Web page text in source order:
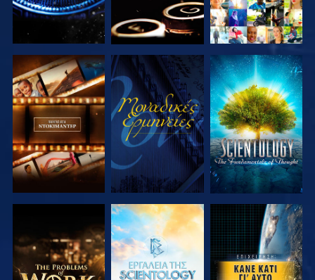
ΕΞΕΡΕΥΝΗΣΤΕ
ΤΗ ΣΕΙΡΑ
ΠΑΡΑΚΟΛΟΥΘΗΣΤΕ
ΕΞΕΡΕΥΝΗΣΤΕ
ΤΗ ΣΕΙΡΑ
ΕΞΕΡΕΥΝΗΣΤΕ
ΤΗ ΣΕΙΡΑ
ΕΞΕΡΕΥΝΗΣΤΕ
ΤΗ ΣΕΙΡΑ
ΠΑΡΑΚΟΛΟΥΘΗΣΤΕ